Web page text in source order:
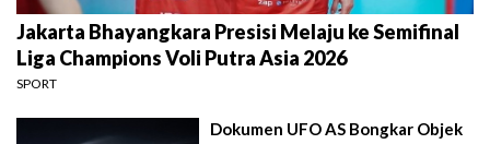
Jakarta Bhayangkara Presisi Melaju ke Semifinal
Liga Champions Voli Putra Asia 2026
SPORT
Dokumen UFO AS Bongkar Objek